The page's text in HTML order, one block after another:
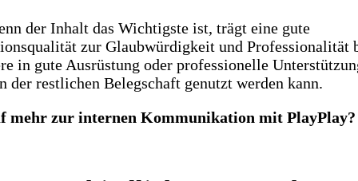
der Inhalt das Wichtigste ist, trägt eine gute
zur Glaubwürdigkeit und Professionalität
in gute Ausrüstung oder professionelle
der restlichen Belegschaft genutzt werden kann.
mehr zur internen Kommunikation mit